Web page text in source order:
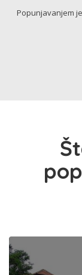
Popunjavanjem